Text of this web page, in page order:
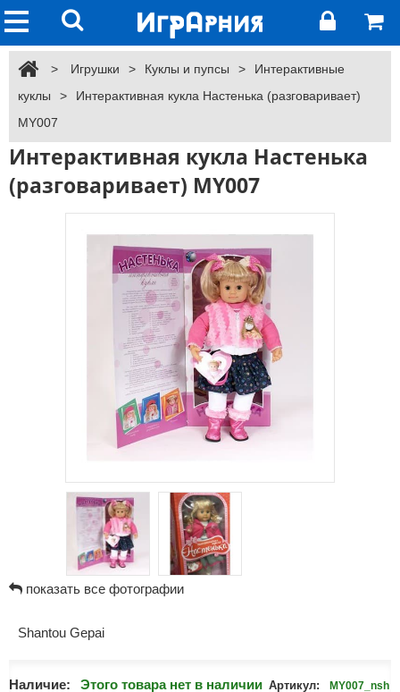
> Игрушки > Куклы и пупсы >
Интерактивные
куклы
>
Интерактивная кукла Настенька (разговаривает)
MY007
Интерактивная кукла Настенька
(разговаривает) MY007
показать все фотографии
Shantou Gepai
Наличие: Этого товара нет в наличии Артикул: MY007_nsh